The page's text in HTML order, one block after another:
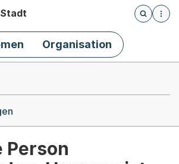
Öffnet
Organisation